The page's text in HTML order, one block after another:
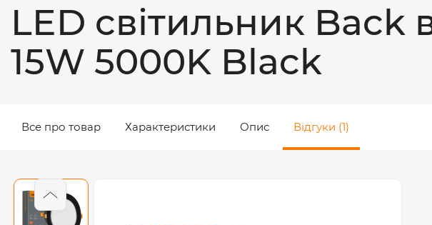
LED світильник Back
15W 5000K Black
Все про товар Характеристики Опис Відгуки (1)